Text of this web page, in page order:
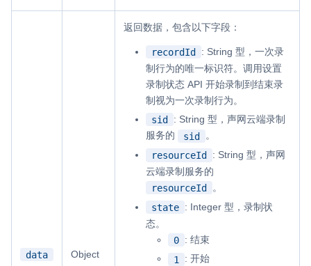
data Object
返回数据，包含以下字段：
recordId : String 型，一次录
制行为的唯一标识符。调用设置
录制状态 API 开始录制到结束录
制视为一次录制行为。
sid : String 型，声网云端录制
服务的
sid 。
resourceId
: String 型，声网
云端录制服务的
resourceId
。
state : Integer 型，录制状
态。
0 : 结束
1
: 开始